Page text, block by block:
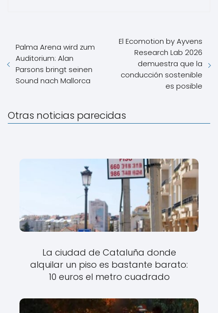
Palma Arena wird zum
Auditorium: Alan
Parsons bringt seinen
Sound nach Mallorca
El Ecomotion by Ayvens
Research Lab 2026
demuestra que la
conducción sostenible
es posible
Otras noticias parecidas
La ciudad de Cataluña donde
alquilar un piso es bastante barato:
10 euros el metro cuadrado